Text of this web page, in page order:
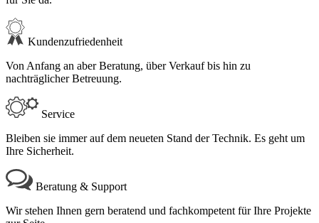
Kundenzufriedenheit
Von Anfang an aber Beratung, über Verkauf bis hin zu
nachträglicher Betreuung.
Service
Bleiben sie immer auf dem neueten Stand der Technik. Es geht um
Ihre Sicherheit.
Beratung & Support
Wir stehen Ihnen gern beratend und fachkompetent für Ihre Projekte